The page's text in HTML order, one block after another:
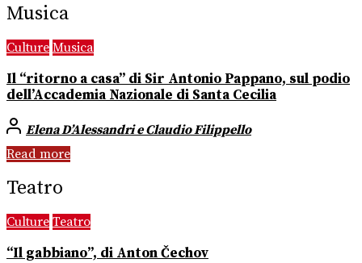
Musica
Culture Musica
Il “ritorno a casa” di Sir Antonio Pappano, sul podio
dell’Accademia Nazionale di Santa Cecilia
Elena D’Alessandri e Claudio Filippello
Read more
Teatro
Culture Teatro
“Il gabbiano”, di Anton Čechov